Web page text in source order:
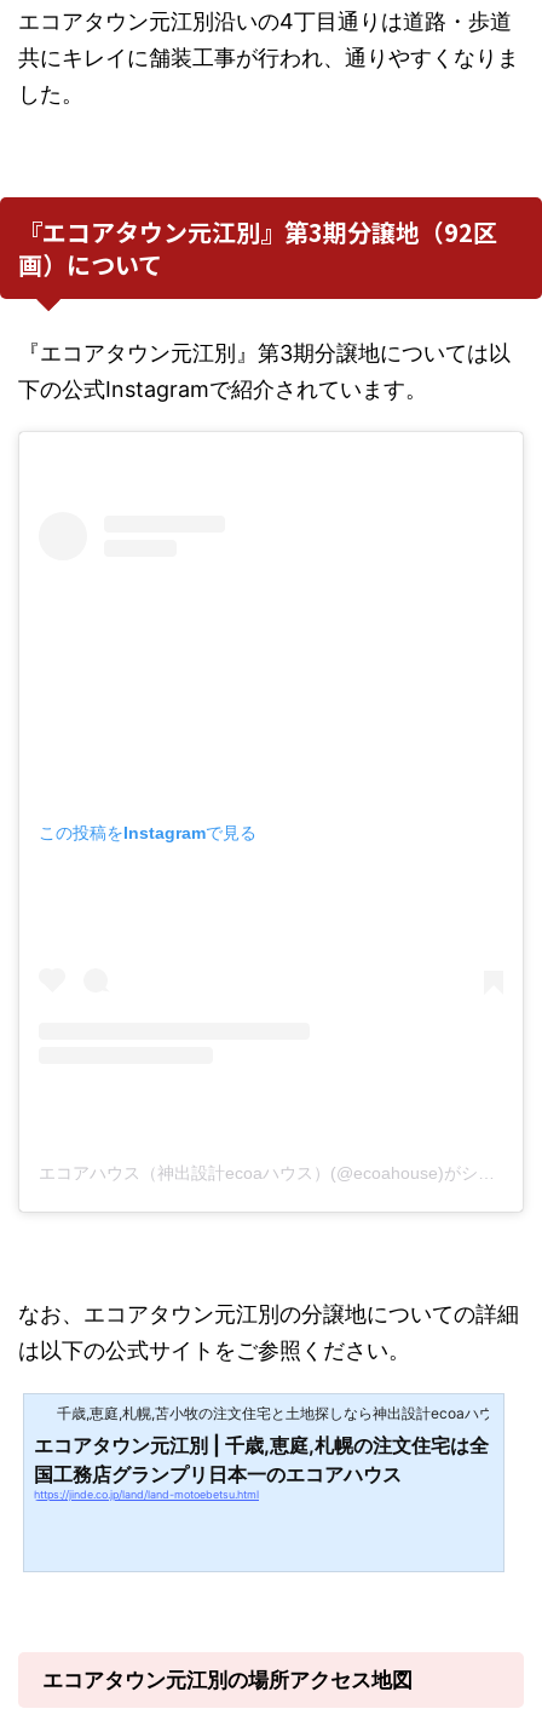
エコアタウン元江別沿いの4丁目通りは道路・歩道
共にキレイに舗装工事が行われ、通りやすくなりま
した。
『エコアタウン元江別』第3期分譲地（92区
画）について
『エコアタウン元江別』第3期分譲地については以
下の公式Instagramで紹介されています。
この投稿をInstagramで見る
なお、エコアタウン元江別の分譲地についての詳細
は以下の公式サイトをご参照ください。
千歳,恵庭,札幌,苫小牧の注文住宅と土地探しなら神出設計ecoaハウス
エコアタウン元江別 | 千歳,恵庭,札幌の注文住宅は全
国工務店グランプリ日本一のエコアハウス
https://jinde.co.jp/land/land-motoebetsu.html
エコアタウン元江別の場所アクセス地図